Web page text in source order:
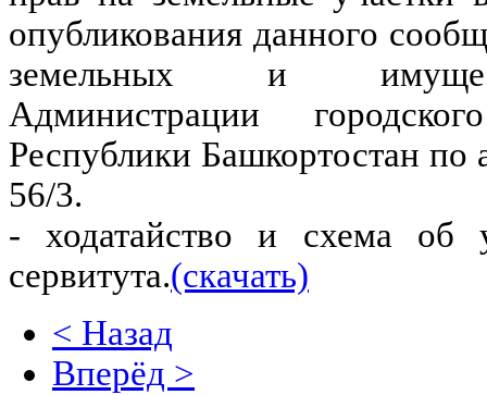
опубликования данного
земельных и
Администрации
Республики Башкортостан по
56/3.
- ходатайство и схема об
сервитута.(скачать)
< Назад
Вперёд >